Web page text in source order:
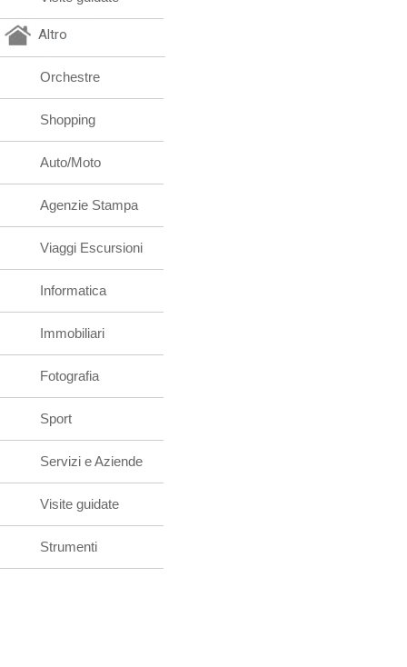
Altro
Orchestre
Shopping
Auto/Moto
Agenzie Stampa
Viaggi Escursioni
Informatica
Immobiliari
Fotografia
Sport
Servizi e Aziende
Visite guidate
Strumenti